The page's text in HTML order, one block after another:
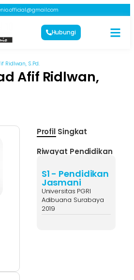
Hubungi
Ridlwan, S.Pd.
Afif Ridlwan,
Profil Singkat
Riwayat Pendidikan
S1 - Pendidikan
Jasmani
Universitas PGRI
Adibuana Surabaya
2019